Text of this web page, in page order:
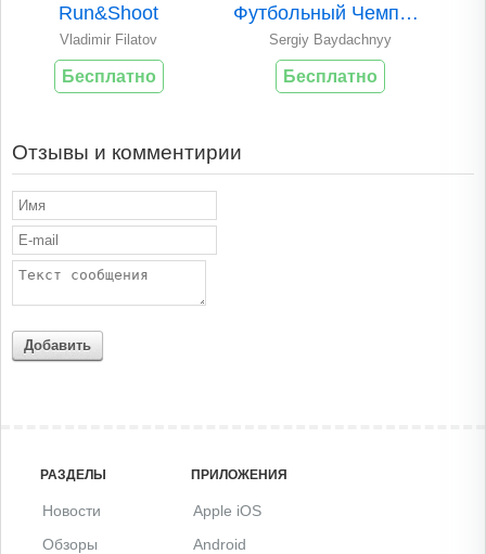
Run&Shoot
Vladimir Filatov
Бесплатно
Футбольный Чемпион..
Sergiy Baydachnyy
Бесплатно
Отзывы и комментирии
Добавить
РАЗДЕЛЫ
Новости
Обзоры
ПРИЛОЖЕНИЯ
Apple iOS
Android